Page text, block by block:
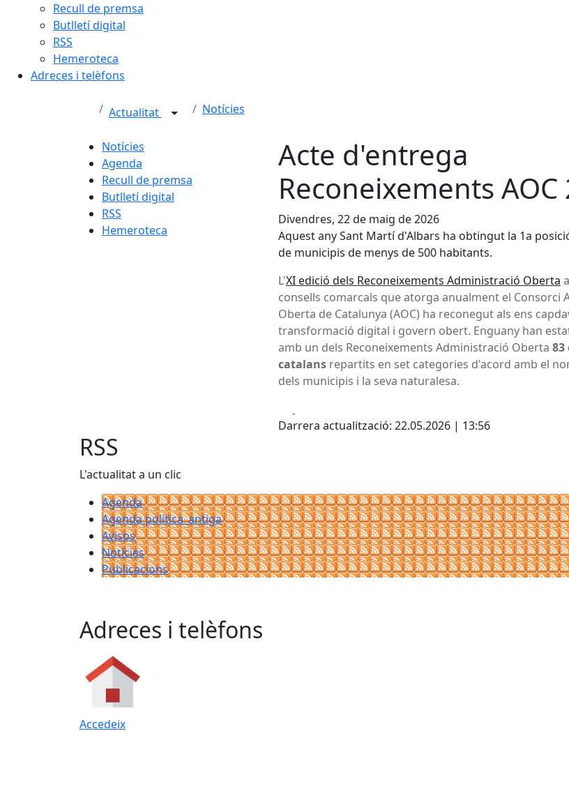
Recull de premsa
Butlletí digital
RSS
Hemeroteca
Adreces i telèfons
Actualitat Notícies
Notícies
Agenda
Recull de premsa
Butlletí digital
RSS
Hemeroteca
Acte d'entrega
Reconeixements AOC
Divendres, 22 de maig de 2026
Aquest any Sant Martí d'Albars ha obtingut la 1a
de municipis de menys de 500 habitants.
L'XI edició dels Reconeixements Administració Oberta
consells comarcals que atorga anualment el Consorci
Oberta de Catalunya (AOC) ha reconegut als ens
transformació digital i govern obert. Enguany han
amb un dels Reconeixements Administració Oberta 83
catalans repartits en set categories d'acord amb el
dels municipis i la seva naturalesa.
Darrera actualització: 22.05.2026 | 13:56
RSS
L'actualitat a un clic
Agenda
Agenda política_antiga
Avisos
Notícies
Publicacions
Adreces i telèfons
Accedeix